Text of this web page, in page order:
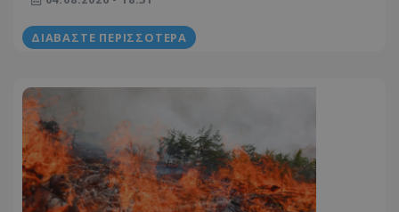
ΔΙΑΒΆΣΤΕ ΠΕΡΙΣΣΌΤΕΡΑ